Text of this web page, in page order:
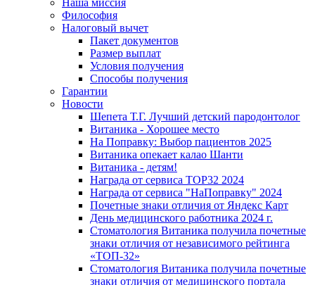
Наша миссия
Философия
Налоговый вычет
Пакет документов
Размер выплат
Условия получения
Способы получения
Гарантии
Новости
Шепета Т.Г. Лучший детский пародонтолог
Витаника - Хорошее место
На Поправку: Выбор пациентов 2025
Витаника опекает калао Шанти
Витаника - детям!
Награда от сервиса TOP32 2024
Награда от сервиса "НаПоправку" 2024
Почетные знаки отличия от Яндекс Карт
День медицинского работника 2024 г.
Стоматология Витаника получила почетные
знаки отличия от независимого рейтинга
«ТОП-32»
Стоматология Витаника получила почетные
знаки отличия от медицинского портала